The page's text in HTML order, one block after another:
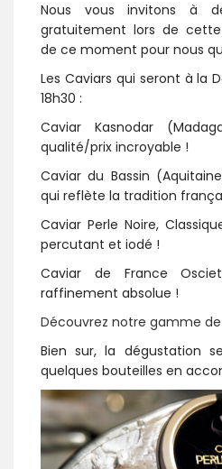
Nous vous invitons à
gratuitement lors de
de ce moment pour nous
Les Caviars qui seront à la
18h30 :
Caviar Kasnodar
qualité/prix incroyable !
Caviar du Bassin
qui reflète la tradition
Caviar Perle Noire,
percutant et iodé !
Caviar de France
raffinement absolue !
Découvrez notre gamme
Bien sur, la dégustation
quelques bouteilles en